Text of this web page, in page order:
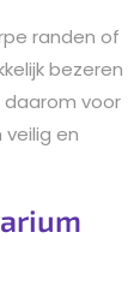
randen of
bezeren
daarom voor
en